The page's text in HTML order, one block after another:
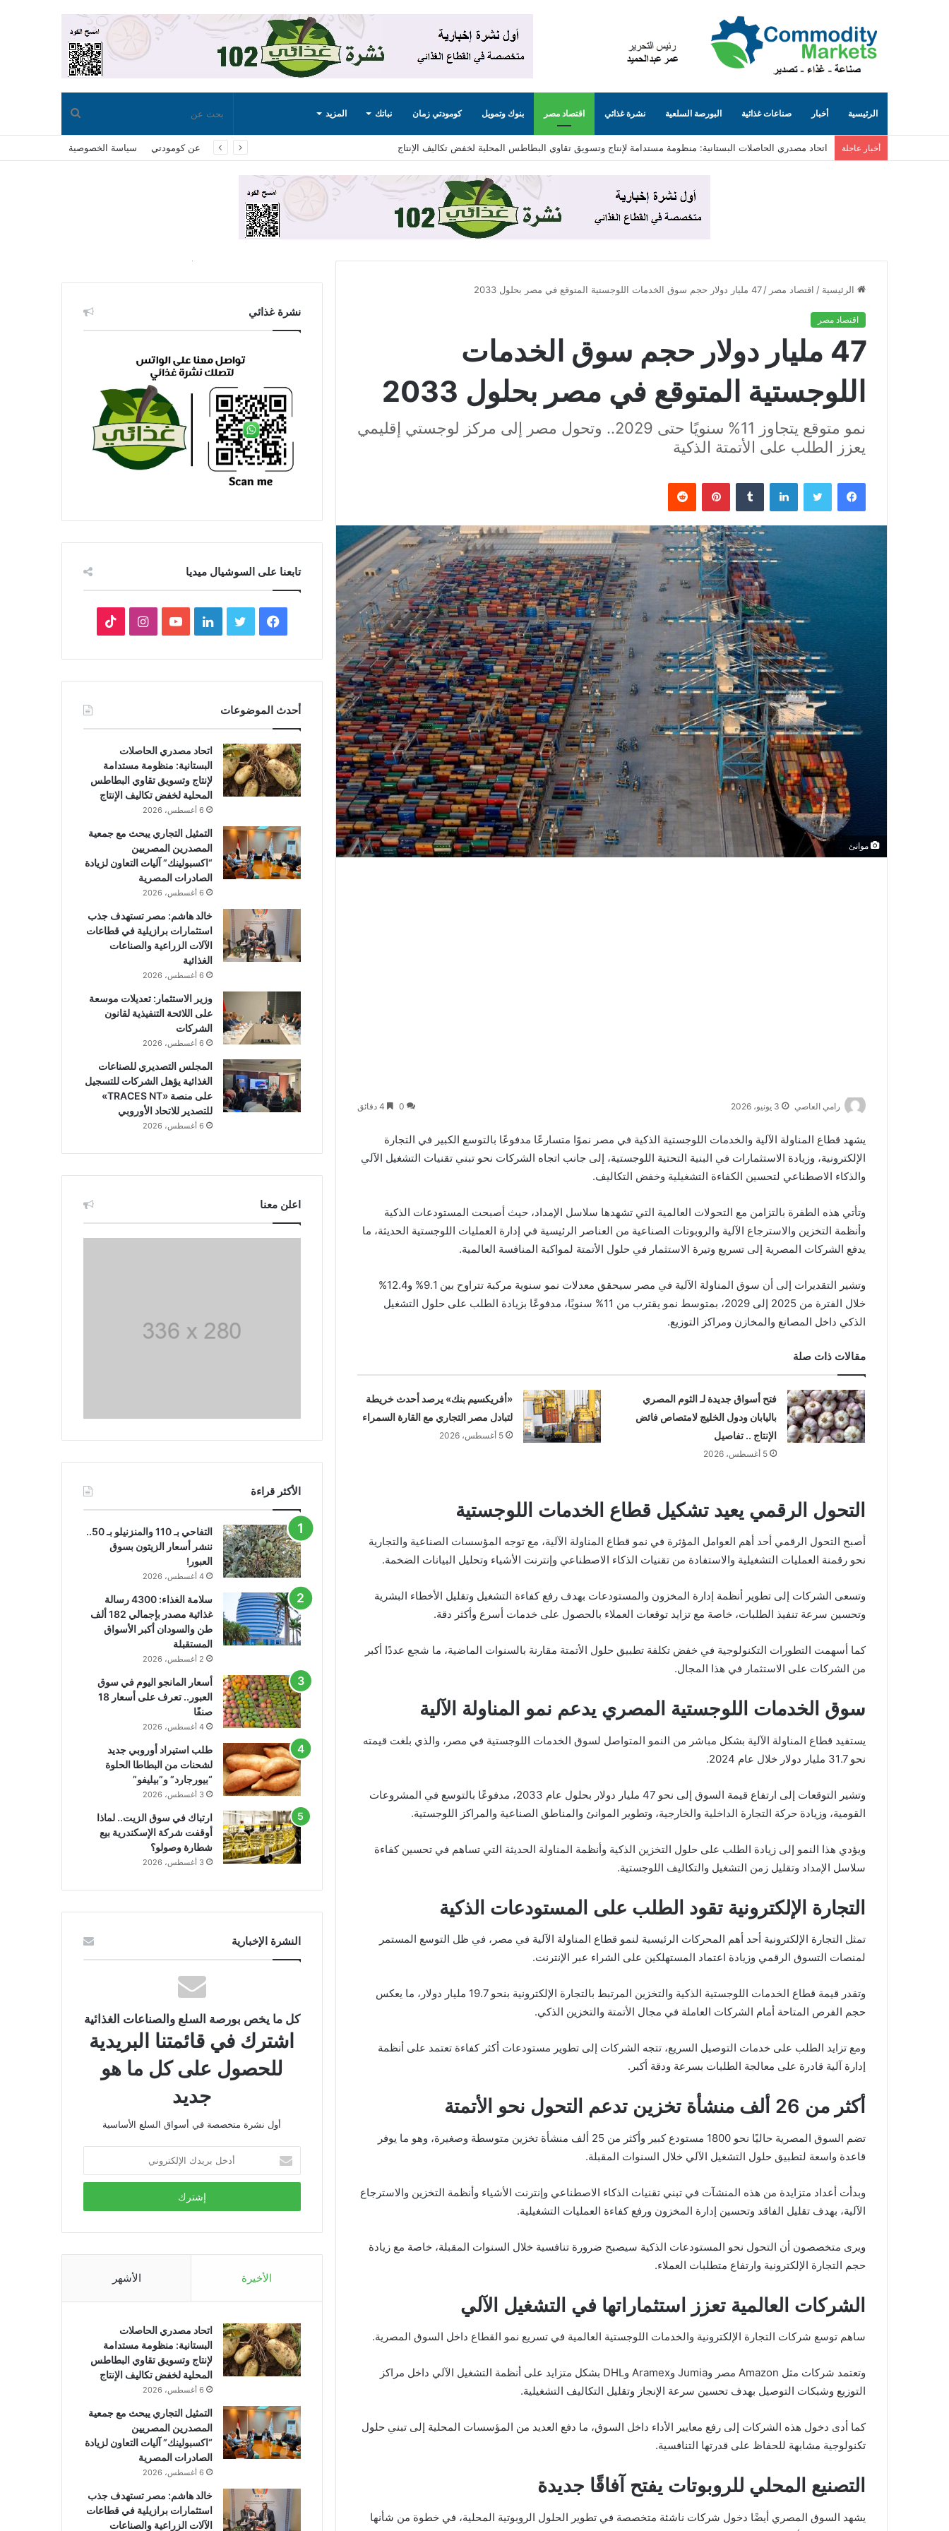
الرئيسية أخبار صناعات غذائية البورصة السلعية نشرة غذائي اقتصاد مصر بنوك وتمويل كومودتي زمان نباتك المزيد بحث
عن
أخبار عاجلة اتحاد مصدري الحاصلات البستانية: منظومة مستدامة لإنتاج وتسويق تقاوي البطاطس المحلية لخفض تكاليف الإنتاج عن كومودتي سياسة الخصوصية
الرئيسية / اقتصاد مصر / 47 مليار دولار حجم سوق الخدمات اللوجستية المتوقع في مصر بحلول 2033
اقتصاد مصر
47 مليار دولار حجم سوق الخدمات
اللوجستية المتوقع في مصر بحلول 2033
نمو متوقع يتجاوز 11% سنويًا حتى 2029.. وتحول مصر إلى مركز لوجستي إقليمي
يعزز الطلب على الأتمتة الذكية
فيسبوك تويتر لينكدإن بينتيريست
موانئ
رامي العاصي 3 يونيو، 2026 0
يشهد قطاع المناولة الآلية والخدمات اللوجستية الذكية في مصر نموًا متسارعًا مدفوعًا بالتوسع الكبير في التجارة
الإلكترونية، وزيادة الاستثمارات في البنية التحتية اللوجستية، إلى جانب اتجاه الشركات نحو تبني تقنيات التشغيل الآلي
والذكاء الاصطناعي لتحسين الكفاءة التشغيلية وخفض التكاليف.
وتأتي هذه الطفرة بالتزامن مع التحولات العالمية التي تشهدها سلاسل الإمداد، حيث أصبحت المستودعات الذكية
وأنظمة التخزين والاسترجاع الآلية والروبوتات الصناعية من العناصر الرئيسية في إدارة العمليات اللوجستية الحديثة، ما
يدفع الشركات المصرية إلى تسريع وتيرة الاستثمار في حلول الأتمتة لمواكبة المنافسة العالمية.
وتشير التقديرات إلى أن سوق المناولة الآلية في مصر سيحقق معدلات نمو سنوية مركبة تتراوح بين 9.1% و12.4%
خلال الفترة من 2025 إلى 2029، بمتوسط نمو يقترب من 11% سنويًا، مدفوعًا بزيادة الطلب على حلول التشغيل
الذكي داخل المصانع والمخازن ومراكز التوزيع.
مقالات ذات صلة
فتح أسواق جديدة لـ الثوم المصري
باليابان ودول الخليج لامتصاص فائض
الإنتاج .. تفاصيل
5 أغسطس، 2026
«أفريكسيم بنك» يرصد أحدث خريطة
لتبادل مصر التجاري مع القارة السمراء
5 أغسطس، 2026
التحول الرقمي يعيد تشكيل قطاع الخدمات اللوجستية
أصبح التحول الرقمي أحد أهم العوامل المؤثرة في نمو قطاع المناولة الآلية، مع توجه المؤسسات الصناعية والتجارية
نحو رقمنة العمليات التشغيلية والاستفادة من تقنيات الذكاء الاصطناعي وإنترنت الأشياء وتحليل البيانات الضخمة.
وتسعى الشركات إلى تطوير أنظمة إدارة المخزون والمستودعات بهدف رفع كفاءة التشغيل وتقليل الأخطاء البشرية
وتحسين سرعة تنفيذ الطلبات، خاصة مع تزايد توقعات العملاء بالحصول على خدمات أسرع وأكثر دقة.
كما أسهمت التطورات التكنولوجية في خفض تكلفة تطبيق حلول الأتمتة مقارنة بالسنوات الماضية، ما شجع عددًا أكبر
من الشركات على الاستثمار في هذا المجال.
سوق الخدمات اللوجستية المصري يدعم نمو المناولة الآلية
يستفيد قطاع المناولة الآلية بشكل مباشر من النمو المتواصل لسوق الخدمات اللوجستية في مصر، والذي بلغت قيمته
نحو 31.7 مليار دولار خلال عام 2024.
وتشير التوقعات إلى ارتفاع قيمة السوق إلى نحو 47 مليار دولار بحلول عام 2033، مدفوعًا بالتوسع في المشروعات
القومية، وزيادة حركة التجارة الداخلية والخارجية، وتطوير الموانئ والمناطق الصناعية والمراكز اللوجستية.
ويؤدي هذا النمو إلى زيادة الطلب على حلول التخزين الذكية وأنظمة المناولة الحديثة التي تساهم في تحسين كفاءة
سلاسل الإمداد وتقليل زمن التشغيل والتكاليف اللوجستية.
التجارة الإلكترونية تقود الطلب على المستودعات الذكية
تمثل التجارة الإلكترونية أحد أهم المحركات الرئيسية لنمو قطاع المناولة الآلية في مصر، في ظل التوسع المستمر
لمنصات التسوق الرقمي وزيادة اعتماد المستهلكين على الشراء عبر الإنترنت.
وتقدر قيمة قطاع الخدمات اللوجستية الذكية والتخزين المرتبط بالتجارة الإلكترونية بنحو 19.7 مليار دولار، ما يعكس
حجم الفرص المتاحة أمام الشركات العاملة في مجال الأتمتة والتخزين الذكي.
ومع تزايد الطلب على خدمات التوصيل السريع، تتجه الشركات إلى تطوير مستودعات أكثر كفاءة تعتمد على أنظمة
إدارة آلية قادرة على معالجة الطلبات بسرعة ودقة أكبر.
أكثر من 26 ألف منشأة تخزين تدعم التحول نحو الأتمتة
تضم السوق المصرية حاليًا نحو 1800 مستودع كبير وأكثر من 25 ألف منشأة تخزين متوسطة وصغيرة، وهو ما يوفر
قاعدة واسعة لتطبيق حلول التشغيل الآلي خلال السنوات المقبلة.
وبدأت أعداد متزايدة من هذه المنشآت في تبني تقنيات الذكاء الاصطناعي وإنترنت الأشياء وأنظمة التخزين والاسترجاع
الآلية، بهدف تقليل الفاقد وتحسين إدارة المخزون ورفع كفاءة العمليات التشغيلية.
ويرى متخصصون أن التحول نحو المستودعات الذكية سيصبح ضرورة تنافسية خلال السنوات المقبلة، خاصة مع زيادة
حجم التجارة الإلكترونية وارتفاع متطلبات العملاء.
الشركات العالمية تعزز استثماراتها في التشغيل الآلي
ساهم توسع شركات التجارة الإلكترونية والخدمات اللوجستية العالمية في تسريع نمو القطاع داخل السوق المصرية.
وتعتمد شركات مثل Amazon مصر وJumia وAramex وDHL بشكل متزايد على أنظمة التشغيل الآلي داخل مراكز
التوزيع وشبكات التوصيل بهدف تحسين سرعة الإنجاز وتقليل التكاليف التشغيلية.
كما أدى دخول هذه الشركات إلى رفع معايير الأداء داخل السوق، ما دفع العديد من المؤسسات المحلية إلى تبني حلول
تكنولوجية مشابهة للحفاظ على قدرتها التنافسية.
التصنيع المحلي للروبوتات يفتح آفاقًا جديدة
يشهد السوق المصري أيضًا دخول شركات ناشئة متخصصة في تطوير الحلول الروبوتية المحلية، في خطوة من شأنها
نشرة غذائي
تابعنا على السوشيال ميديا
فيسبوكتويتر لينكدإنيوتيوبانستقرام
أحدث الموضوعات
اتحاد مصدري الحاصلات
البستانية: منظومة مستدامة
لإنتاج وتسويق تقاوي البطاطس
المحلية لخفض تكاليف الإنتاج
6 أغسطس، 2026
التمثيل التجاري يبحث مع جمعية
المصدرين المصريين
“اكسبولينك” آليات التعاون لزيادة
الصادرات المصرية
6 أغسطس، 2026
خالد هاشم: مصر تستهدف جذب
استثمارات برازيلية في قطاعات
الآلات الزراعية والصناعات
الغذائية
6 أغسطس، 2026
وزير الاستثمار: تعديلات موسعة
على اللائحة التنفيذية لقانون
الشركات
6 أغسطس، 2026
المجلس التصديري للصناعات
الغذائية يؤهل الشركات للتسجيل
على منصة «TRACES NT»
للتصدير للاتحاد الأوروبي
6 أغسطس، 2026
اعلن معنا
الأكثر قراءة
التفاحي بـ 110 والمنزنيلو بـ 50..
ننشر أسعار الزيتون بسوق
العبور!
4 أغسطس، 2026
سلامة الغذاء: 4300 رسالة
غذائية مصدر بإجمالي 182 ألف
طن والسودان أكبر الأسواق
المستقبلة
2 أغسطس، 2026
أسعار المانجو اليوم في سوق
العبور.. تعرف على أسعار 18
صنفًا
4 أغسطس، 2026
طلب استيراد أوروبي جديد
لشحنات من البطاطا الحلوة
“بيورجارد” و”بيليفو”
3 أغسطس، 2026
ارتباك في سوق الزيت.. لماذا
أوقفت شركة الإسكندرية بيع
شطارة وصولو؟
3 أغسطس، 2026
النشرة الإخبارية
كل ما يخص بورصة السلع والصناعات الغذائية
اشترك في قائمتنا البريدية
للحصول على كل ما هو
جديد
أول نشرة متخصصة في أسواق السلع الأساسية
بريدك
الإلكتروني
الأخيرة الأشهر
اتحاد مصدري الحاصلات
البستانية: منظومة مستدامة
لإنتاج وتسويق تقاوي البطاطس
المحلية لخفض تكاليف الإنتاج
6 أغسطس، 2026
التمثيل التجاري يبحث مع جمعية
المصدرين المصريين
“اكسبولينك” آليات التعاون لزيادة
الصادرات المصرية
6 أغسطس، 2026
خالد هاشم: مصر تستهدف جذب
استثمارات برازيلية في قطاعات
الآلات الزراعية والصناعات